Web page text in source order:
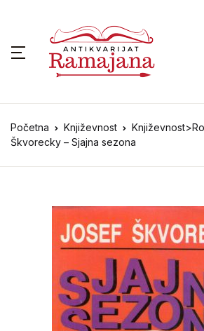
Početna Književnost
Škvorecky – Sjajna sezona